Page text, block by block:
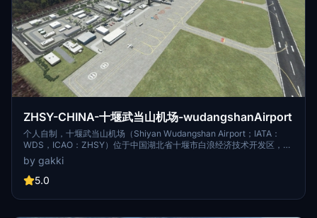
ZHSY-CHINA-十堰武当山机场-wudangshanAirport
个人自制，十堰武当山机场（Shiyan Wudangshan Airport；IATA：
WDS，ICAO：ZHSY）位于中国湖北省十堰市白浪经济技术开发区，距
离市区约15千米，距离中国著名道教圣地武当山景区约25千米，为4C级
民用运输机场， 是中国国内支线机场。 [1] 十堰武当山机场于2016年2月
5日正式建成通航，定名为十堰武当山机场。 [1] 据2019年4月机场官网
1.64万平方米；共有一条跑道，跑道长度为2600米；停机位7个（2个直
by gakki
5.0